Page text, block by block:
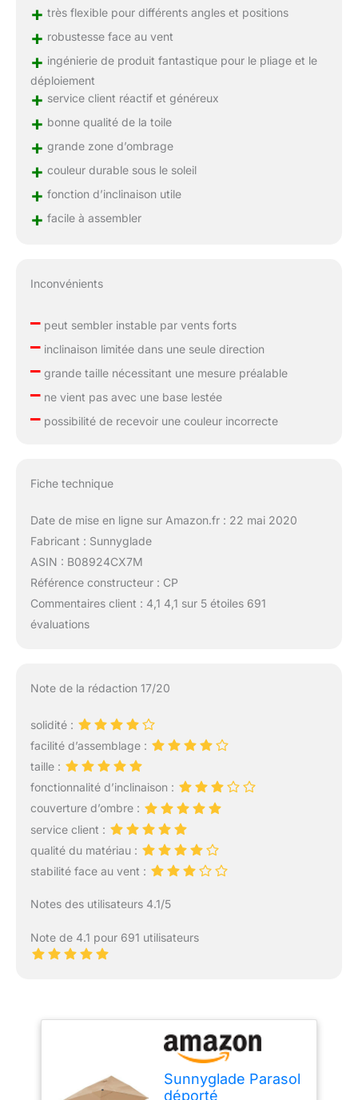
+ très flexible pour différents angles et positions
+ robustesse face au vent
+ ingénierie de produit fantastique pour le pliage et le
déploiement
+ service client réactif et généreux
+ bonne qualité de la toile
+ grande zone d’ombrage
+ couleur durable sous le soleil
+ fonction d’inclinaison utile
+ facile à assembler
Inconvénients
–peut sembler instable par vents forts
–inclinaison limitée dans une seule direction
–grande taille nécessitant une mesure préalable
–ne vient pas avec une base lestée
–possibilité de recevoir une couleur incorrecte
Fiche technique
Date de mise en ligne sur Amazon.fr : 22 mai 2020
Fabricant : Sunnyglade
ASIN : B08924CX7M
Référence constructeur : CP
Commentaires client : 4,1 4,1 sur 5 étoiles 691
évaluations
Note de la rédaction 17/20
solidité :
facilité d’assemblage :
taille :
fonctionnalité d’inclinaison :
couverture d’ombre :
service client :
qualité du matériau :
stabilité face au vent :
Notes des utilisateurs 4.1/5
Note de 4.1 pour 691 utilisateurs
Sunnyglade Parasol
déporté